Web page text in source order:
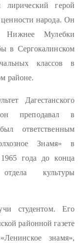
лирический герой
народа. Он
Мулебки
в Сергокалинском
классов в
районе.
Дагестанского
он преподавал в
ответственным
Знамя» в
года до конца
культуры
студентом. Его
районной газете
знамя»,